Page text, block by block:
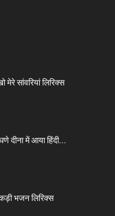
मेरे सांवरियां लिरिक्स
दीना में आया हिंदी...
भजन लिरिक्स